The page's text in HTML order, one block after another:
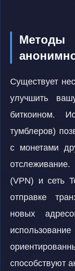
Существует
улучшить
биткоином.
тумблеров)
с монетами
(VPN) и сеть
отправке
новых
способствуют